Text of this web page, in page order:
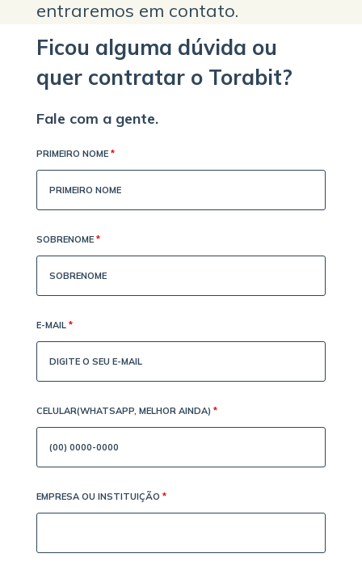
entraremos em contato.
Ficou alguma dúvida ou
quer contratar o Torabit?
Fale com a gente.
PRIMEIRO NOME *
SOBRENOME *
E-MAIL *
CELULAR(WHATSAPP, MELHOR AINDA) *
EMPRESA OU INSTITUIÇÃO *